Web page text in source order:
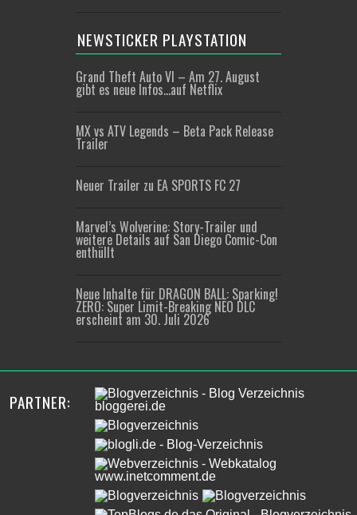
NEWSTICKER PLAYSTATION
Grand Theft Auto VI – Am 27. August
gibt es neue Infos…auf Netflix
MX vs ATV Legends – Beta Pack Release
Trailer
Neuer Trailer zu EA SPORTS FC 27
Marvel’s Wolverine: Story-Trailer und
weitere Details auf San Diego Comic-Con
enthüllt
Neue Inhalte für DRAGON BALL: Sparking!
ZERO: Super Limit-Breaking NEO DLC
erscheint am 30. Juli 2026
PARTNER: